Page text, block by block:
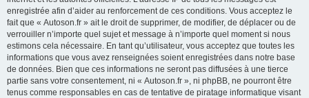
enregistrée afin d’aider au renforcement de ces conditions. Vous acceptez le
fait que « Autoson.fr » ait le droit de supprimer, de modifier, de déplacer ou de
verrouiller n’importe quel sujet et message à n’importe quel moment si nous
estimons cela nécessaire. En tant qu’utilisateur, vous acceptez que toutes les
informations que vous avez renseignées soient enregistrées dans notre base
de données. Bien que ces informations ne seront pas diffusées à une tierce
partie sans votre consentement, ni « Autoson.fr », ni phpBB, ne pourront être
tenus comme responsables en cas de tentative de piratage informatique visant